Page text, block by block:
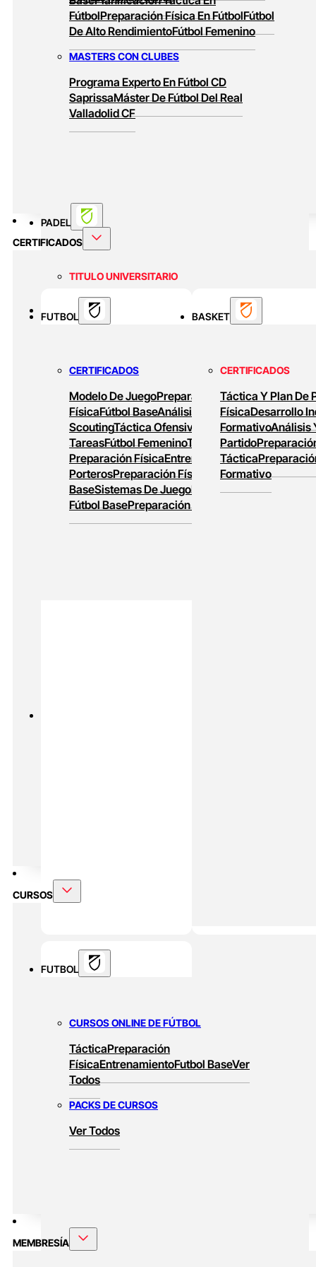
PADEL
TITULO UNIVERSITARIO
Curso Universitario Técnico En Padel De
Alto Rendimiento
FútbolPreparación Física En FútbolFútbol
De Alto RendimientoFútbol Femenino
MASTERS CON CLUBES
Programa Experto En Fútbol CD
SaprissaMáster De Fútbol Del Real
Valladolid CF
BASKET
MASTERS ONLINE
Baloncesto Formativo
Preparación Física
En BaloncestoBaloncesto De Alto
Rendimiento
CERTIFICADOS
FUTBOL
CERTIFICADOS
Modelo De JuegoPreparación
FísicaFútbol BaseAnálisis Y
ScoutingTáctica Ofensiva
Diseño De
TareasFútbol FemeninoTareas De
Preparación FísicaEntrenamiento De
PorterosPreparación Física En Fútbol
BaseSistemas De JuegoEntrenamiento En
Fútbol BasePreparación Física Y Táctica
BASKET
CERTIFICADOS
Táctica Y Plan De
FísicaDesarrollo
FormativoAnálisis
Partido
Táctica
Formativo
CURSOS
FUTBOL
CURSOS ONLINE DE FÚTBOL
TácticaPreparación
FísicaEntrenamientoFutbol BaseVer
Todos
PACKS DE CURSOS
Ver Todos
MEMBRESÍA